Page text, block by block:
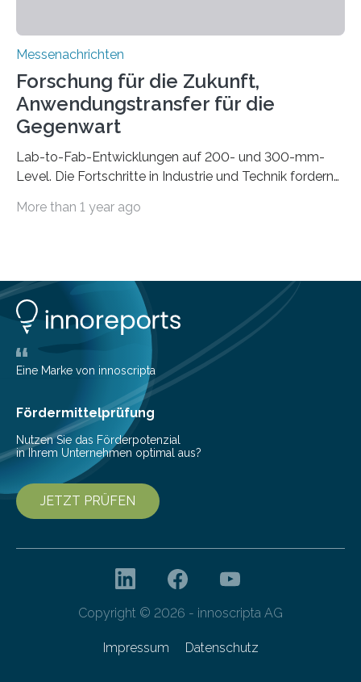
Messenachrichten
Forschung für die Zukunft,
Anwendungstransfer für die
Gegenwart
Lab-to-Fab-Entwicklungen auf 200- und 300-mm-
Level. Die Fortschritte in Industrie und Technik fordern
Mikrochips, sowohl aus technischer, wirtschaftlicher, als
dabei als starker Partner der Industrie etabliert. Das
Serviceangebot umfasst alle Schritte »from lab to fab«
– von der Beratung über die Prozessentwicklung bis hin
zur Pilotfertigung. 300-mm-Prozessanlagen am CNT.
(c) Sebastian Lassak / Fraunhofer IPMS…
More than 1 year ago
Eine Marke von innoscripta
Fördermittelprüfung
Nutzen Sie das Förderpotenzial
in Ihrem Unternehmen optimal aus?
JETZT PRÜFEN
Copyright © 2026 - innoscripta AG
Impressum Datenschutz